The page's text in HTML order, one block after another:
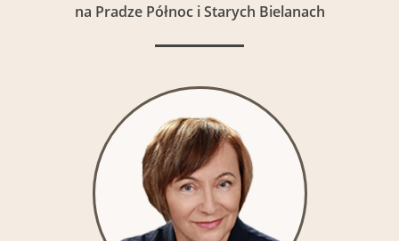
na Pradze Północ i Starych Bielanach